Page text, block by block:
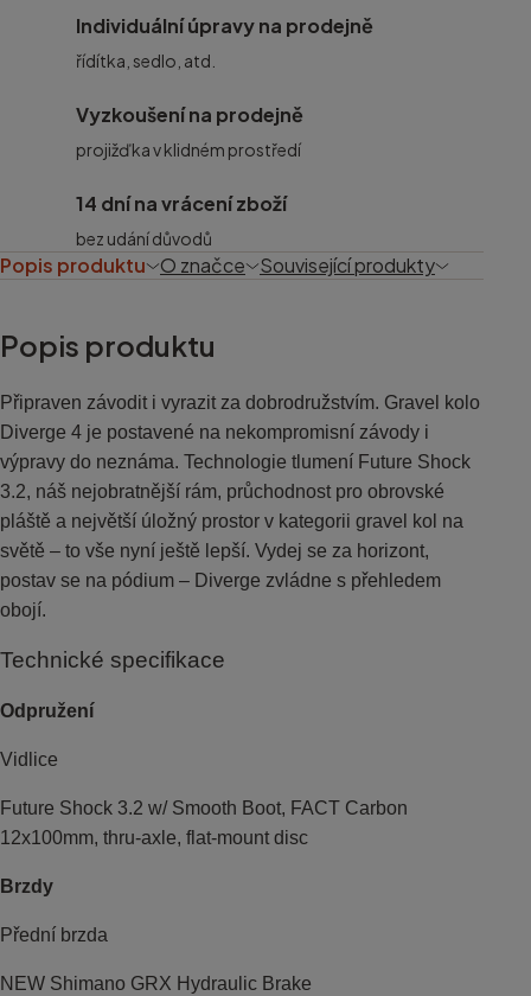
Individuální úpravy na prodejně
řídítka, sedlo, atd.
Vyzkoušení na prodejně
projižďka v klidném prostředí
14 dní na vrácení zboží
bez udání důvodů
Popis produktu O značce Související produkty
Popis produktu
Připraven závodit i vyrazit za dobrodružstvím. Gravel kolo
Diverge 4 je postavené na nekompromisní závody i
výpravy do neznáma. Technologie tlumení Future Shock
3.2, náš nejobratnější rám, průchodnost pro obrovské
pláště a největší úložný prostor v kategorii gravel kol na
světě – to vše nyní ještě lepší. Vydej se za horizont,
postav se na pódium – Diverge zvládne s přehledem
obojí.
Technické specifikace
Odpružení
Vidlice
Future Shock 3.2 w/ Smooth Boot, FACT Carbon
12x100mm, thru-axle, flat-mount disc
Brzdy
Přední brzda
NEW Shimano GRX Hydraulic Brake